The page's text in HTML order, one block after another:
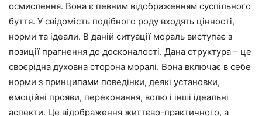
осмислення. Вона є певним відображенням суспільного
буття. У свідомість подібного роду входять цінності,
норми та ідеали. В даній ситуації мораль виступає з
позиції прагнення до досконалості. Дана структура – це
своєрідна духовна сторона моралі. Вона включає в себе
норми з принципами поведінки, деякі установки,
емоційні прояви, переконання, волю і інші ідеальні
аспекти. Це відображення життєво-практичного, а